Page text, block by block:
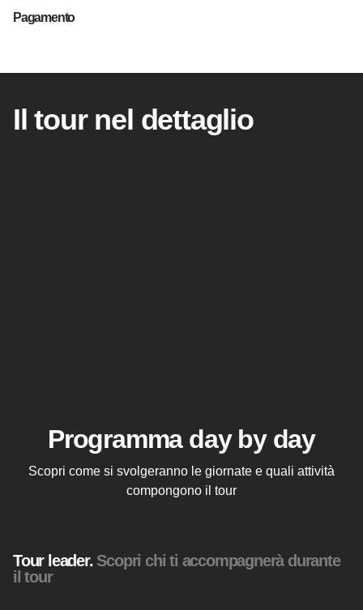
Pagamento
Il tour nel dettaglio
Programma day by day
Scopri come si svolgeranno le giornate e quali attività
compongono il tour
Tour leader. Scopri chi ti accompagnerà durante
il tour